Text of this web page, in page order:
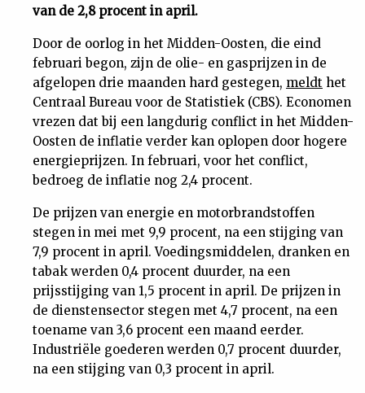
Cijfers
Tuchtrecht
Magazine
Podcast
Dossiers
Nieuwsbrief
Contact
van de 2,8 procent in april.
Door de oorlog in het Midden-Oosten, die eind
februari begon, zijn de olie- en gasprijzen in de
afgelopen drie maanden hard gestegen, meldt het
Centraal Bureau voor de Statistiek (CBS). Economen
vrezen dat bij een langdurig conflict in het Midden-
Oosten de inflatie verder kan oplopen door hogere
energieprijzen. In februari, voor het conflict,
bedroeg de inflatie nog 2,4 procent.
De prijzen van energie en motorbrandstoffen
stegen in mei met 9,9 procent, na een stijging van
7,9 procent in april. Voedingsmiddelen, dranken en
tabak werden 0,4 procent duurder, na een
prijsstijging van 1,5 procent in april. De prijzen in
de dienstensector stegen met 4,7 procent, na een
toename van 3,6 procent een maand eerder.
Industriële goederen werden 0,7 procent duurder,
na een stijging van 0,3 procent in april.